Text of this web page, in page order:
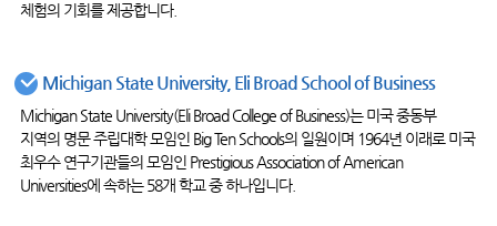
체험의 기회를 제공합니다.
Michigan State University, Eli Broad School of Business
Michigan State University(Eli Broad College of Business)는 미국 중동부
지역의 명문 주립대학 모임인 Big Ten Schools의 일원이며 1964년 이래로 미국
최우수 연구기관들의 모임인 Prestigious Association of American
Universities에 속하는 58개 학교 중 하나입니다.